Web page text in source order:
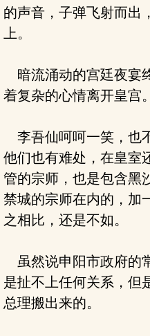
的声音，子弹飞射而出
上。
暗流涌动的宫廷夜宴
着复杂的心情离开皇宫。
李吾仙呵呵一笑，也
他们也有难处，在皇室
管的宗师，也是包含黑
禁城的宗师在内的，加
之相比，还是不如。
虽然说申阳市政府的
是扯不上任何关系，但
总理搬出来的。